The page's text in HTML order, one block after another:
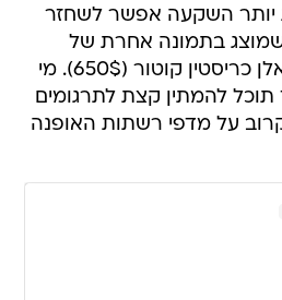
יותר השקעה אפשר לשחזר
בתמונה אחרת של
הכוכבת ועוצב על ידי אלן כריסטין קוטור (650$). מי
תוכל להמתין קצת לתרגומים
על מדפי רשתות האופנה